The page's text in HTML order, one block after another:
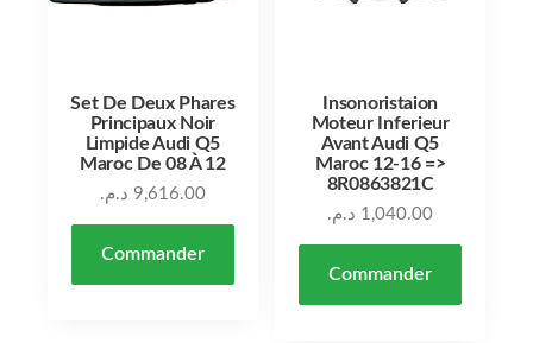
Set De Deux Phares
Principaux Noir
Limpide Audi Q5
Maroc De 08 À 12
9,616.00 د.م.
Commander
Insonoristaion
Moteur Inferieur
Avant Audi Q5
Maroc 12-16 =>
8R0863821C
1,040.00 د.م.
Commander